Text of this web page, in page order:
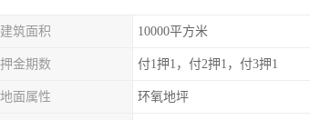
建筑面积 10000平方米
押金期数 付1押1，付2押1，付3押1
地面属性 环氧地坪